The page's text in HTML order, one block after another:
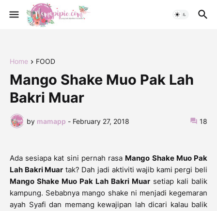
Home FOOD
Mango Shake Muo Pak Lah
Bakri Muar
by mamapp - February 27, 2018 18
Ada sesiapa kat sini pernah rasa Mango Shake Muo Pak
Lah Bakri Muar tak? Dah jadi aktiviti wajib kami pergi beli
Mango Shake Muo Pak Lah Bakri Muar setiap kali balik
kampung. Sebabnya mango shake ni menjadi kegemaran
ayah Syafi dan memang kewajipan lah dicari kalau balik